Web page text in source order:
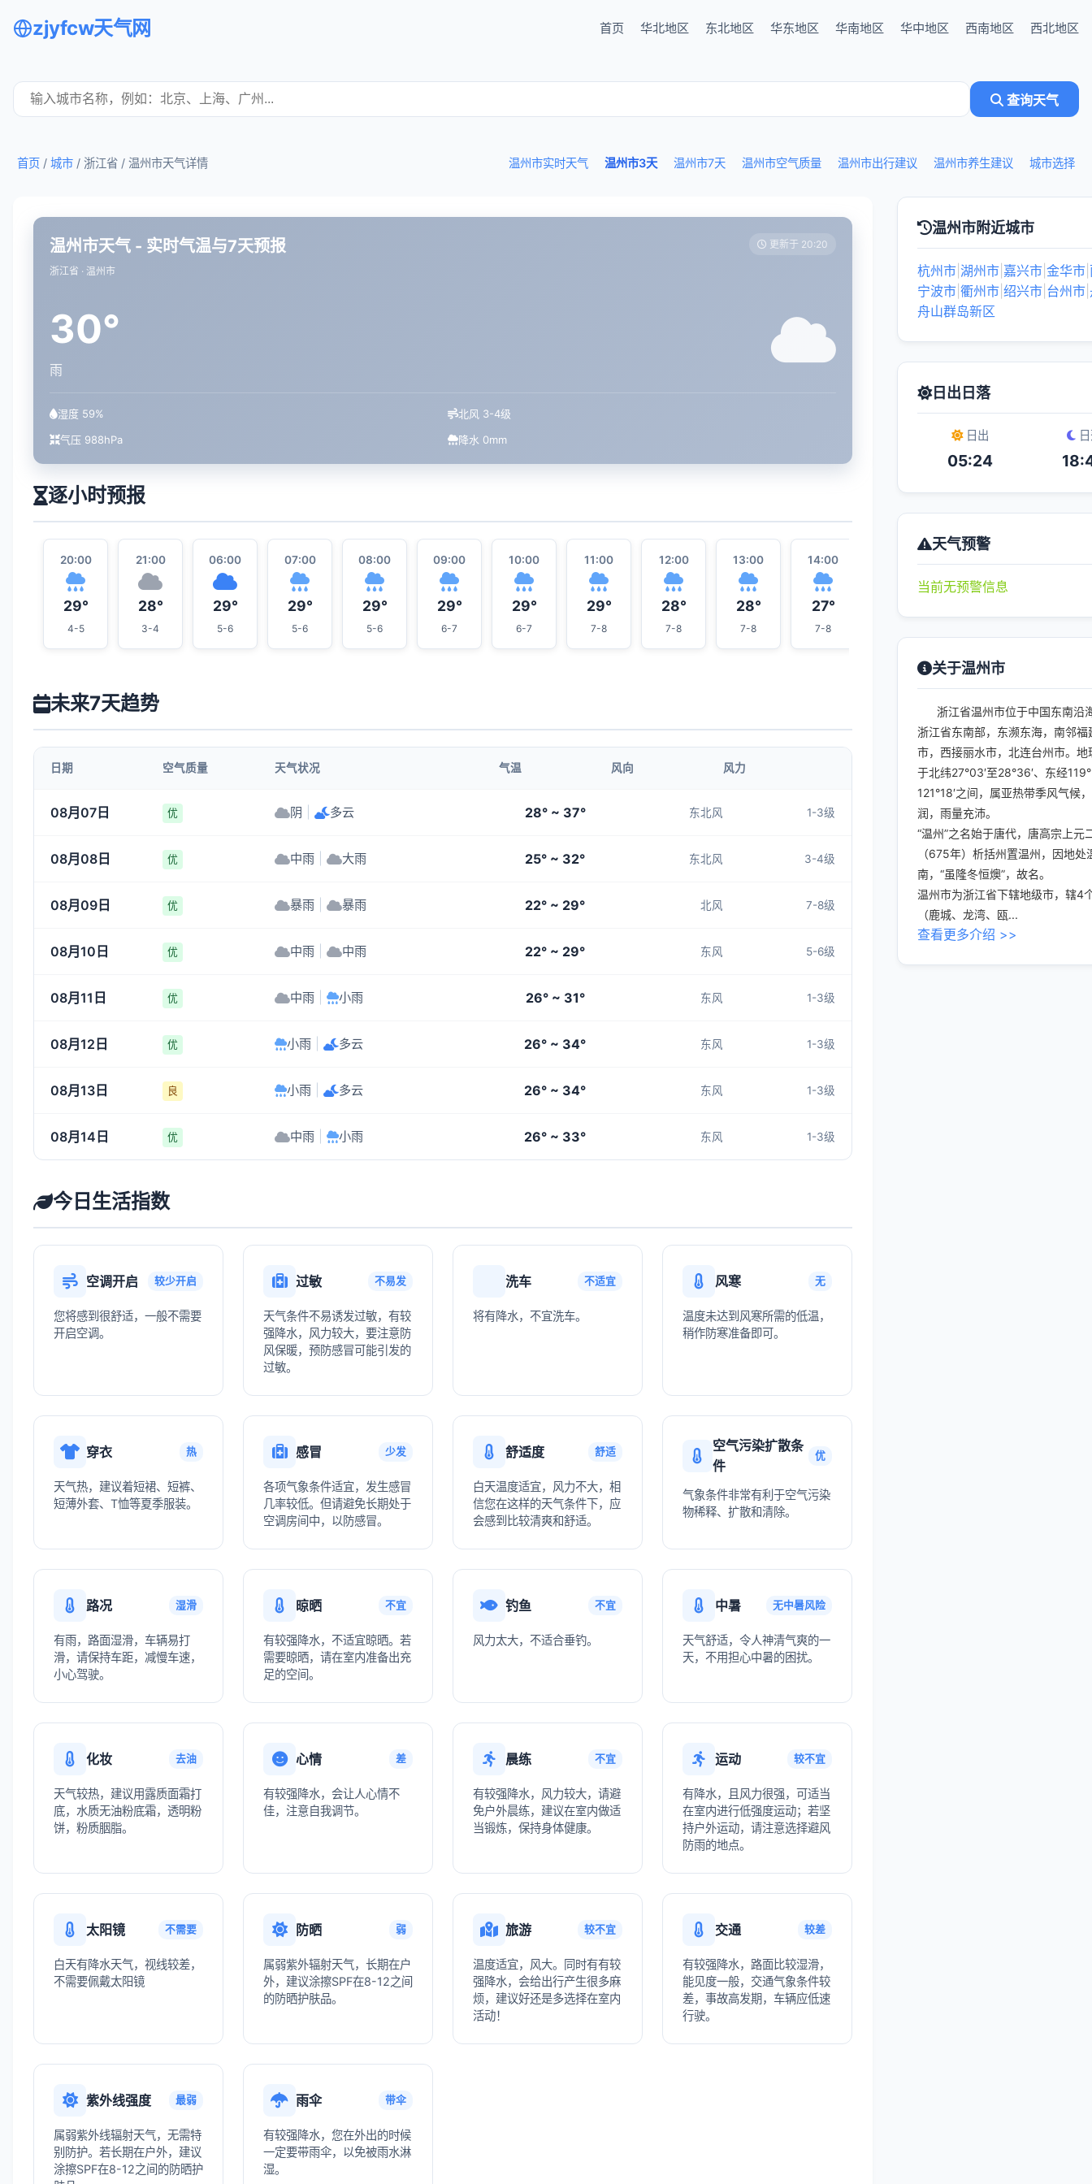
zjyfcw天气网 首页 华北地区 东北地区 华东地区 华南地区 华中地区 西南地区 西北地区
查询天气
温州市实时天气 温州市3天 温州市7天 温州市空气质量 温州市出行建议 温州市养生建议 城市选择
首页 / 城市 / 浙江省 / 温州市天气详情
温州市天气 - 实时气温与7天预报
浙江省 · 温州市
更新于 20:20
30°
雨
湿度 59%
北风 3-4级
气压 988hPa
降水 0mm
逐小时预报
20:00
29°
4-5
21:00
28°
3-4
06:00
29°
5-6
07:00
29°
5-6
08:00
29°
5-6
09:00
29°
6-7
10:00
29°
6-7
11:00
29°
7-8
12:00
28°
7-8
13:00
28°
7-8
14:00
27°
7-8
未来7天趋势
日期 空气质量 天气状况 气温 风向 风力
08月07日 优 阴 多云 28° ~ 37° 东北风 1-3级
08月08日 优 中雨 大雨 25° ~ 32° 东北风 3-4级
08月09日 优 暴雨 暴雨 22° ~ 29° 北风 7-8级
08月10日 优 中雨 中雨 22° ~ 29° 东风 5-6级
08月11日 优 中雨 小雨 26° ~ 31° 东风 1-3级
08月12日 优 小雨 多云 26° ~ 34° 东风 1-3级
08月13日 良 小雨 多云 26° ~ 34° 东风 1-3级
08月14日 优 中雨 小雨 26° ~ 33° 东风 1-3级
今日生活指数
空调开启 较少开启
您将感到很舒适，一般不需要
开启空调。
过敏 不易发
天气条件不易诱发过敏，有较
强降水，风力较大，要注意防
风保暖，预防感冒可能引发的
过敏。
洗车 不适宜
将有降水，不宜洗车。
风寒 无
温度未达到风寒所需的低温，
稍作防寒准备即可。
穿衣 热
天气热，建议着短裙、短裤、
短薄外套、T恤等夏季服装。
感冒 少发
各项气象条件适宜，发生感冒
几率较低。但请避免长期处于
空调房间中，以防感冒。
舒适度 舒适
白天温度适宜，风力不大，相
信您在这样的天气条件下，应
会感到比较清爽和舒适。
空气污染扩散条
件
优
气象条件非常有利于空气污染
物稀释、扩散和清除。
路况 湿滑
有雨，路面湿滑，车辆易打
滑，请保持车距，减慢车速，
小心驾驶。
晾晒 不宜
有较强降水，不适宜晾晒。若
需要晾晒，请在室内准备出充
足的空间。
钓鱼 不宜
风力太大，不适合垂钓。
中暑 无中暑风险
天气舒适，令人神清气爽的一
天，不用担心中暑的困扰。
化妆 去油
天气较热，建议用露质面霜打
底，水质无油粉底霜，透明粉
饼，粉质胭脂。
心情 差
有较强降水，会让人心情不
佳，注意自我调节。
晨练 不宜
有较强降水，风力较大，请避
免户外晨练，建议在室内做适
当锻炼，保持身体健康。
运动 较不宜
有降水，且风力很强，可适当
在室内进行低强度运动；若坚
持户外运动，请注意选择避风
防雨的地点。
太阳镜 不需要
白天有降水天气，视线较差，
不需要佩戴太阳镜
防晒 弱
属弱紫外辐射天气，长期在户
外，建议涂擦SPF在8-12之间
的防晒护肤品。
旅游 较不宜
温度适宜，风大。同时有有较
强降水，会给出行产生很多麻
烦，建议好还是多选择在室内
活动！
交通 较差
有较强降水，路面比较湿滑，
能见度一般，交通气象条件较
差，事故高发期，车辆应低速
行驶。
紫外线强度 最弱
属弱紫外线辐射天气，无需特
别防护。若长期在户外，建议
涂擦SPF在8-12之间的防晒护
雨伞 带伞
有较强降水，您在外出的时候
一定要带雨伞，以免被雨水淋
湿。
温州市附近城市
杭州市 湖州市 嘉兴市 金华市
宁波市 衢州市 绍兴市 台州市
舟山群岛新区
日出日落
日出
05:24
日
天气预警
当前无预警信息
关于温州市
浙江省温州市位于中国东南沿
浙江省东南部，东濒东海，南邻福
市，西接丽水市，北连台州市。地
于北纬27°03′至28°36′、东经
121°18′之间，属亚热带季风气候
润，雨量充沛。
“温州”之名始于唐代，唐高宗上元
（675年）析括州置温州，因地处
南，“虽隆冬恒燠”，故名。
温州市为浙江省下辖地级市，辖4
（鹿城、龙湾、瓯...
查看更多介绍 >>